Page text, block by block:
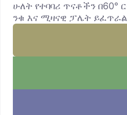
ሁለት የተባባሪ ጥናቶችን
ንቁ እና ሚዛናዊ ፓሌት